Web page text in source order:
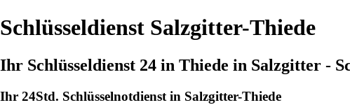
Schlüsseldienst Salzgitter-Thiede
Ihr Schlüsseldienst 24 in Thiede in Salzgitter -
Ihr 24Std. Schlüsselnotdienst in Salzgitter-Thiede